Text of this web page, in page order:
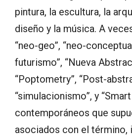
pintura, la escultura, la
diseño y la música. A
“neo-geo”, “neo-
futurismo”, “Nueva
“Poptometry”, “Post-
“simulacionismo”, y
contemporáneos que
asociados con el término,